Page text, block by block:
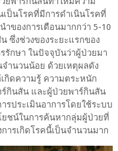
เป็นโรคที่มีการดำเนินโรคที่
ของการเตือนมากกว่า 5-10
ซึ่งช่วงของระยะแรกของ
รักษา ในปัจจุบันว่าผู้ป่วยมา
จำนวนน้อย ด้วยเหตุผลดัง
กิดความรู้ ความตระหนัก
ร์กินสัน และผู้ป่วยพาร์กินสัน
รประเมินอาการโดยใช้ระบบ
ชน์ในการค้นหากลุ่มผู้ป่วยที่
ารเกิดโรคนี้เป็นจำนวนมาก